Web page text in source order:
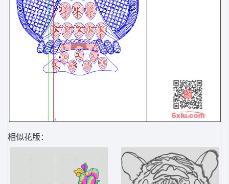
相似花版：